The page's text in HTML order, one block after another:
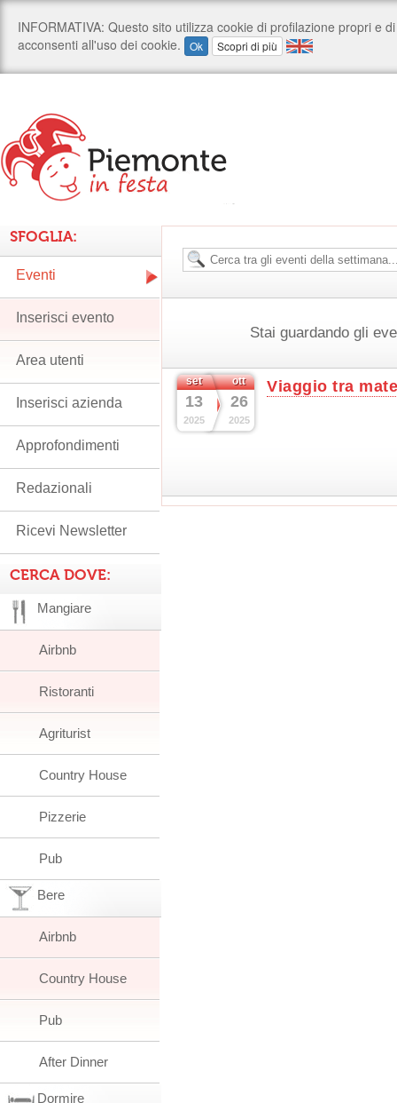
Stai guardando gli
set
13
2025
ott
26
2025
Viaggio tra
SFOGLIA:
Eventi
Inserisci evento
Area utenti
Inserisci azienda
Approfondimenti
Redazionali
Ricevi Newsletter
CERCA DOVE:
Mangiare
Airbnb
Ristoranti
Agriturist
Country House
Pizzerie
Pub
Bere
Airbnb
Country House
Pub
After Dinner
Dormire